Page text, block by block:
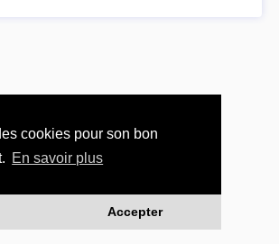
cookies pour son bon
En savoir plus
Accepter